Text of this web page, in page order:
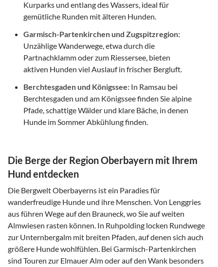
Kurparks und entlang des Wassers, ideal für
gemütliche Runden mit älteren Hunden.
Garmisch-Partenkirchen und Zugspitzregion:
Unzählige Wanderwege, etwa durch die
Partnachklamm oder zum Riessersee, bieten
aktiven Hunden viel Auslauf in frischer Bergluft.
Berchtesgaden und Königssee: In Ramsau bei
Berchtesgaden und am Königssee finden Sie alpine
Pfade, schattige Wälder und klare Bäche, in denen
Hunde im Sommer Abkühlung finden.
Die Berge der Region Oberbayern mit Ihrem
Hund entdecken
Die Bergwelt Oberbayerns ist ein Paradies für
wanderfreudige Hunde und ihre Menschen. Von Lenggries
aus führen Wege auf den Brauneck, wo Sie auf weiten
Almwiesen rasten können. In Ruhpolding locken Rundwege
zur Unternbergalm mit breiten Pfaden, auf denen sich auch
größere Hunde wohlfühlen. Bei Garmisch-Partenkirchen
sind Touren zur Elmauer Alm oder auf den Wank besonders